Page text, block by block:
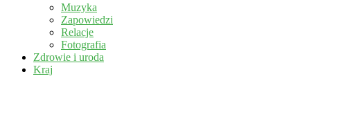
Muzyka
Zapowiedzi
Relacje
Fotografia
Zdrowie i uroda
Kraj